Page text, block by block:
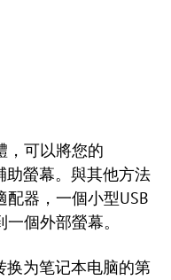
，可以將您的
助螢幕。與其他方法
配器，一個小型USB
個外部螢幕。
换为笔记本电脑的第